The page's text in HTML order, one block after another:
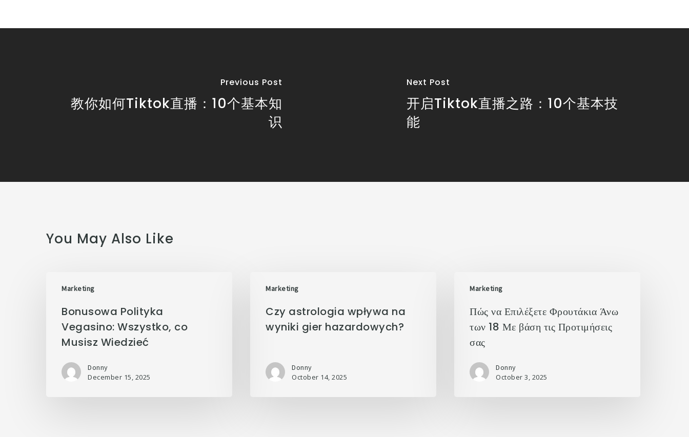
Previous Post
教你如何Tiktok直播：10个基本知
识
Next Post
开启Tiktok直播之路：10个基本技
能
You May Also Like
Marketing
Bonusowa Polityka
Vegasino: Wszystko, co
Musisz Wiedzieć
Donny
December 15, 2025
Marketing
Czy astrologia wpływa na
wyniki gier hazardowych?
Donny
October 14, 2025
Marketing
Πώς να Επιλέξετε Φρουτάκια Άνω
των 18 Με βάση τις Προτιμήσεις
σας
Donny
October 3, 2025